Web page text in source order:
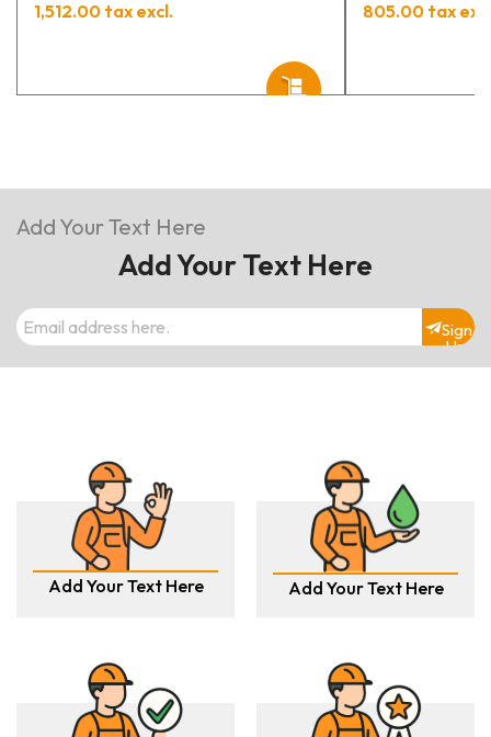
1,512.00 tax excl. 805.00 tax
Add Your Text Here
Add Your Text Here
Sign
Up
Add Your Text Here Add Your Text Here